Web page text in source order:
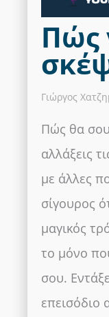
Πώς
Γιώργος
Πώς θα σου
αλλάξεις
με άλλες
σίγουρος
μαγικός
το μόνο
σου.
επεισόδιο